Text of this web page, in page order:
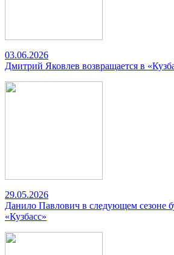
03.06.2026
Дмитрий Яковлев возвращается в
29.05.2026
Данило Павлович в следующем сезоне
«Кузбасс»